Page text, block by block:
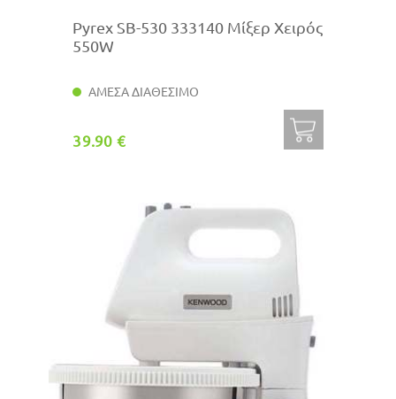
Pyrex SB-530 333140 Μίξερ Χειρός
550W
ΑΜΕΣΑ ΔΙΑΘΕΣΙΜΟ
39.90 €